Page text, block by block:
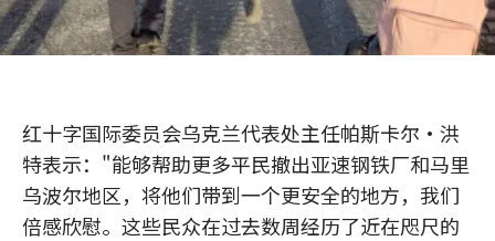
红十字国际委员会乌克兰代表处主任帕斯卡尔•洪
特表示："能够帮助更多平民撤出亚速钢铁厂和马里
乌波尔地区，将他们带到一个更安全的地方，我们
倍感欣慰。这些民众在过去数周经历了近在咫尺的